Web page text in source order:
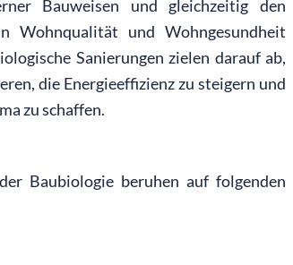
Bauweisen und gleichzeitig den
Wohnqualität und Wohngesundheit
Sanierungen zielen darauf ab,
die Energieeffizienz zu steigern und
zu schaffen.
Baubiologie beruhen auf folgenden